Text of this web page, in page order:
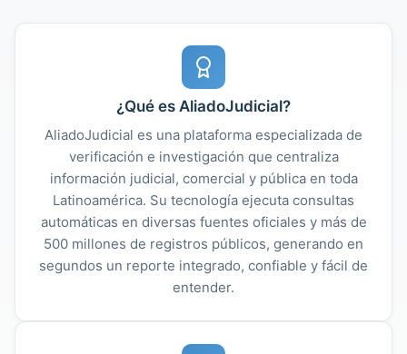
¿Qué es AliadoJudicial?
AliadoJudicial es una plataforma especializada de
verificación e investigación que centraliza
información judicial, comercial y pública en toda
Latinoamérica. Su tecnología ejecuta consultas
automáticas en diversas fuentes oficiales y más de
500 millones de registros públicos, generando en
segundos un reporte integrado, confiable y fácil de
entender.